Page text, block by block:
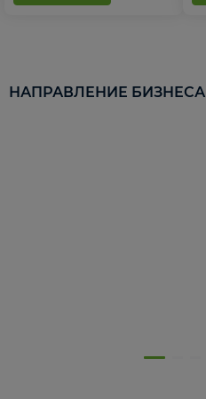
НАПРАВЛЕНИЕ БИЗНЕСА